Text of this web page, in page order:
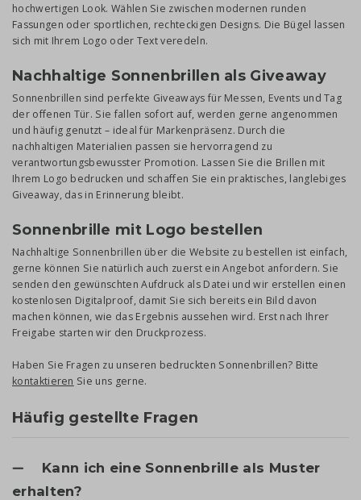
hochwertigen Look. Wählen Sie zwischen modernen runden
Fassungen oder sportlichen, rechteckigen Designs. Die Bügel lassen
sich mit Ihrem Logo oder Text veredeln.
Nachhaltige Sonnenbrillen als Giveaway
Sonnenbrillen sind perfekte Giveaways für Messen, Events und Tag
der offenen Tür. Sie fallen sofort auf, werden gerne angenommen
und häufig genutzt – ideal für Markenpräsenz. Durch die
nachhaltigen Materialien passen sie hervorragend zu
verantwortungsbewusster Promotion. Lassen Sie die Brillen mit
Ihrem Logo bedrucken und schaffen Sie ein praktisches, langlebiges
Giveaway, das in Erinnerung bleibt.
Sonnenbrille mit Logo bestellen
Nachhaltige Sonnenbrillen über die Website zu bestellen ist einfach,
gerne können Sie natürlich auch zuerst ein Angebot anfordern. Sie
senden den gewünschten Aufdruck als Datei und wir erstellen einen
kostenlosen Digitalproof, damit Sie sich bereits ein Bild davon
machen können, wie das Ergebnis aussehen wird. Erst nach Ihrer
Freigabe starten wir den Druckprozess.
Haben Sie Fragen zu unseren bedruckten Sonnenbrillen? Bitte
kontaktieren Sie uns gerne.
Häufig gestellte Fragen
Kann ich eine Sonnenbrille als Muster
erhalten?